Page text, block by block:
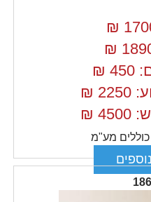
₪
₪
₪
₪
₪
מע"מ